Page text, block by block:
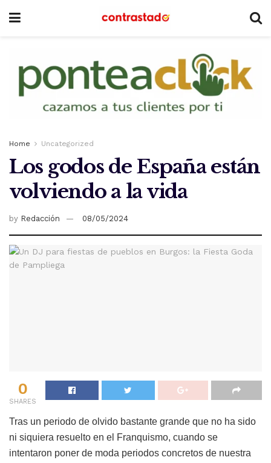
Home Uncategorized
Los godos de España están
volviendo a la vida
by Redacción 08/05/2024
0
SHARES
Tras un periodo de olvido bastante grande que no ha sido
ni siquiera resuelto en el Franquismo, cuando se
intentaron poner de moda periodos concretos de nuestra